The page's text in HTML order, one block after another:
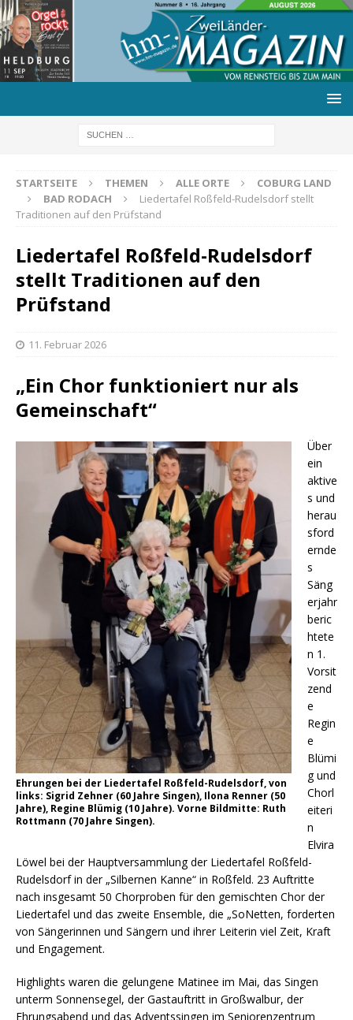
STARTSEITE THEMEN ALLE ORTE
COBURG LAND
BAD RODACH
Liedertafel Roßfeld-Rudelsdorf stellt
Traditionen auf den Prüfstand
Liedertafel Roßfeld-Rudelsdorf
stellt Traditionen auf den
Prüfstand
11. Februar 2026
„Ein Chor funktioniert nur als
Gemeinschaft“
Ehrungen bei der Liedertafel Roßfeld-Rudelsdorf, von
links: Sigrid Zehner (60 Jahre Singen), Ilona Renner (50
Jahre), Regine Blümig (10 Jahre). Vorne Bildmitte: Ruth
Rottmann (70 Jahre Singen).
Über
ein
aktive
s und
herau
sford
ernde
s
Säng
erjahr
beric
htete
n 1.
Vorsit
zend
e
Regin
e
Blümi
g und
Chorl
eiteri
n
Elvira
Löwel bei der Hauptversammlung der Liedertafel Roßfeld-
Rudelsdorf in der „Silbernen Kanne“ in Roßfeld. 23 Auftritte
nach insgesamt 50 Chorproben für den gemischten Chor der
Liedertafel und das zweite Ensemble, die „SoNetten, forderten
von Sängerinnen und Sängern und ihrer Leiterin viel Zeit, Kraft
und Engagement.
Highlights waren die gelungene Matinee im Mai, das Singen
unterm Sonnensegel, der Gastauftritt in Großwalbur, der
Ehrungsabend und das Adventssingen im Seniorenzentrum